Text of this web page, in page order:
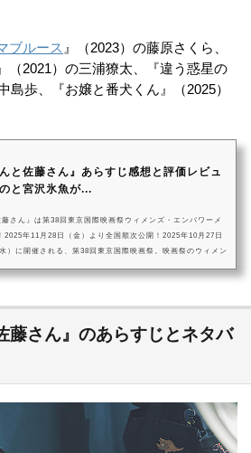
ブルース 』（2023）の藤原さくら、
』（2021）の三浦獠太、『違う惑星の
島歩、『お嬢と番犬くん』（2025）
と佐藤さん』あらすじ感想と評価レビュ
と宮沢氷魚が...
さん』は第38回東京国際映画祭ウィメンズ・エンパワーメ
2025年11月28日（金）より全国順次公開！2025年10月27日
）に開催される、第38回東京国際映画祭。映画祭のウィメン
藤さん』のあらすじとネタバ